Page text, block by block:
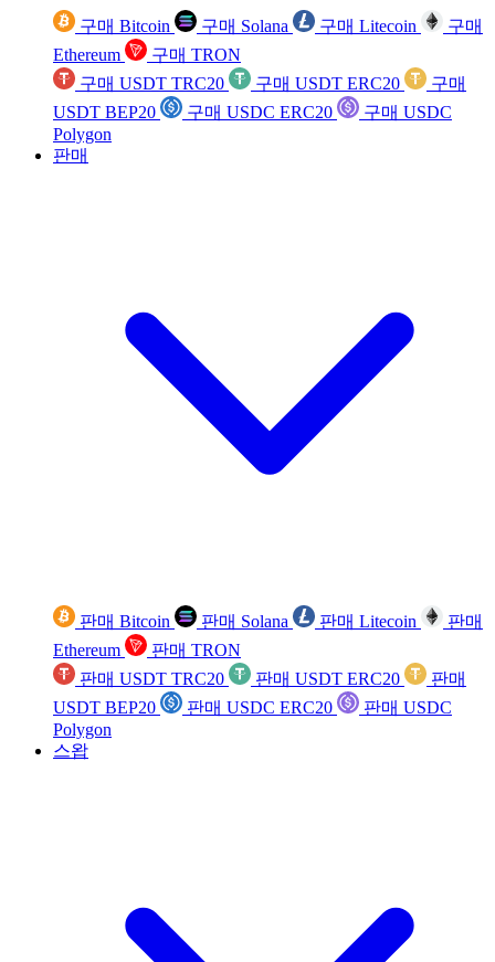
구매 Bitcoin 구매 Solana 구매 Litecoin
구매
Ethereum
구매 TRON
구매 USDT TRC20
구매 USDT ERC20
구매
USDT BEP20
구매 USDC ERC20
구매 USDC
Polygon
판매
판매 Bitcoin 판매 Solana 판매 Litecoin
판매
Ethereum
판매 TRON
판매 USDT TRC20
판매 USDT ERC20
판매
USDT BEP20
판매 USDC ERC20
판매 USDC
Polygon
스왑